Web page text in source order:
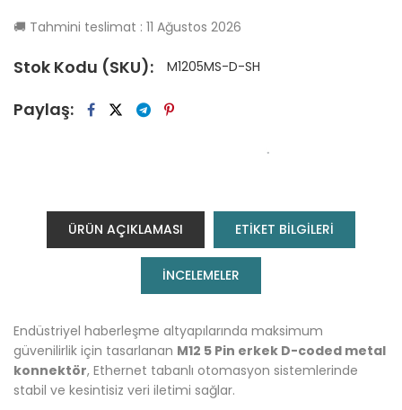
🚚 Tahmini teslimat : 11 Ağustos 2026
Stok Kodu (SKU): M1205MS-D-SH
Paylaş:
ÜRÜN AÇIKLAMASI ETİKET BİLGİLERİ
INCELEMELER
Endüstriyel haberleşme altyapılarında maksimum
güvenilirlik için tasarlanan M12 5 Pin erkek D-coded metal
konnektör, Ethernet tabanlı otomasyon sistemlerinde
stabil ve kesintisiz veri iletimi sağlar.